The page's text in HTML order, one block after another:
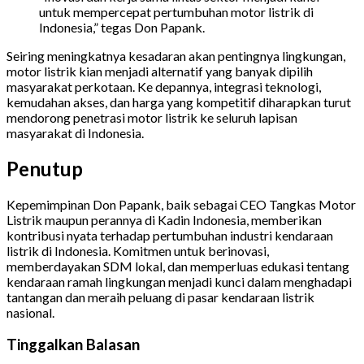
untuk mempercepat pertumbuhan motor listrik di
Indonesia,” tegas Don Papank.
Seiring meningkatnya kesadaran akan pentingnya lingkungan,
motor listrik kian menjadi alternatif yang banyak dipilih
masyarakat perkotaan. Ke depannya, integrasi teknologi,
kemudahan akses, dan harga yang kompetitif diharapkan turut
mendorong penetrasi motor listrik ke seluruh lapisan
masyarakat di Indonesia.
Penutup
Kepemimpinan Don Papank, baik sebagai CEO Tangkas Motor
Listrik maupun perannya di Kadin Indonesia, memberikan
kontribusi nyata terhadap pertumbuhan industri kendaraan
listrik di Indonesia. Komitmen untuk berinovasi,
memberdayakan SDM lokal, dan memperluas edukasi tentang
kendaraan ramah lingkungan menjadi kunci dalam menghadapi
tantangan dan meraih peluang di pasar kendaraan listrik
nasional.
Tinggalkan Balasan